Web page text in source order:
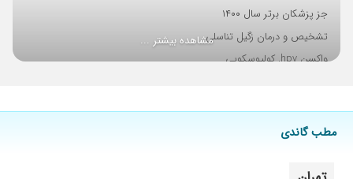
بسیار خوش برخورد، محترم، وقت زیادی برای بیمار
۱۴۰۴/۰۸/۱۱
خیلی راضی هستم.از انتخابم راضی هستم
جز پزشکان برتر سال ۱۴۰۰
تشخیص و درمان زگیل تناسلی
واکسن hpv, کولپوسکوپی
مشاهده بیشتر ...
مطب گاندی